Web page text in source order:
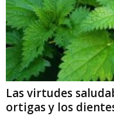
Las virtudes
ortigas y los